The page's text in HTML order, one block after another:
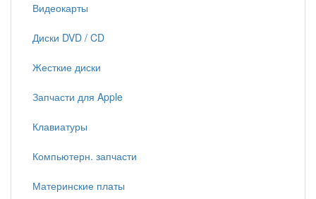
Видеокарты
Диски DVD / CD
Жесткие диски
Запчасти для Apple
Клавиатуры
Компьютерн. запчасти
Материнские платы